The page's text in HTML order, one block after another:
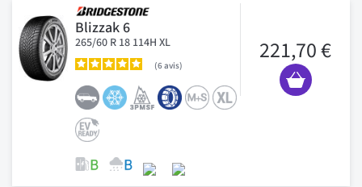
Blizzak 6
265/60 R 18 114H XL
6avis
221,70 €